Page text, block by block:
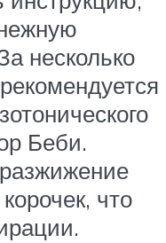
несколько
Беби.
что